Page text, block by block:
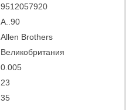
9512057920
A..90
Allen Brothers
Великобритания
0.005
23
35